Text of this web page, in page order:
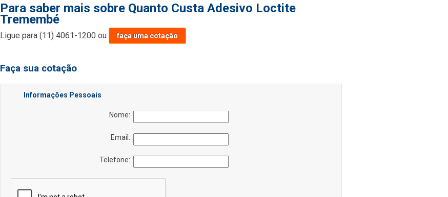
Para saber mais sobre Quanto Custa Adesivo Loctite
Tremembé
Ligue para(11) 4061-1200 ou faça uma cotação
Faça sua cotação
Informações Pessoais
Nome:
Email:
Telefone: